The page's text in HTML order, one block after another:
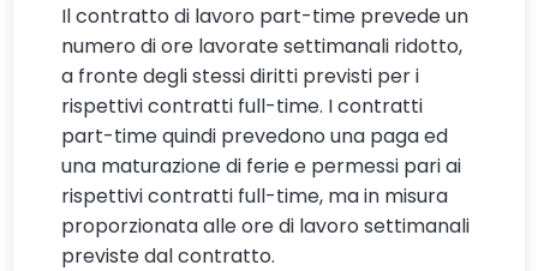
Il contratto di lavoro part-time prevede un
numero di ore lavorate settimanali ridotto,
a fronte degli stessi diritti previsti per i
rispettivi contratti full-time. I contratti
part-time quindi prevedono una paga ed
una maturazione di ferie e permessi pari ai
rispettivi contratti full-time, ma in misura
proporzionata alle ore di lavoro settimanali
previste dal contratto.